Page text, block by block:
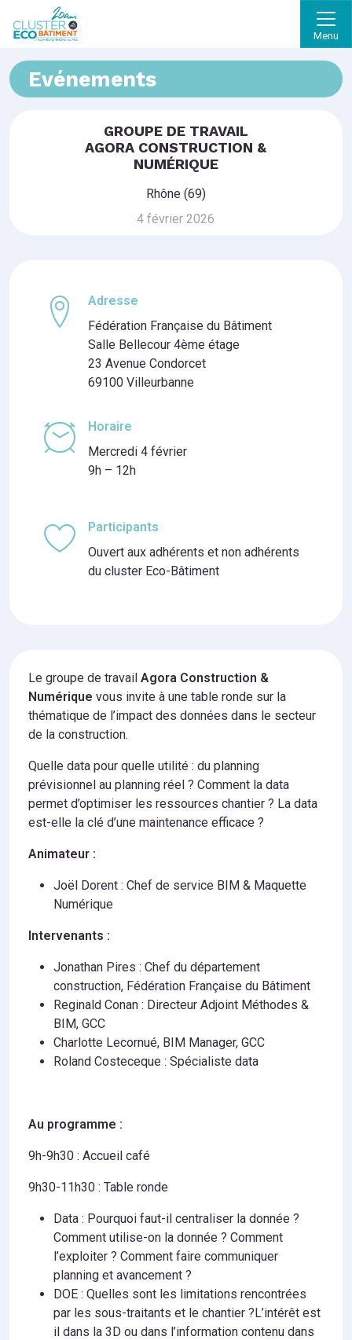
Menu
Evénements
GROUPE DE TRAVAIL
AGORA CONSTRUCTION &
NUMÉRIQUE
Rhône (69)
4 février 2026
Adresse
Fédération Française du Bâtiment
Salle Bellecour 4ème étage
23 Avenue Condorcet
69100 Villeurbanne
Horaire
Mercredi 4 février
9h – 12h
Participants
Ouvert aux adhérents et non adhérents
du cluster Eco-Bâtiment
Le groupe de travail Agora Construction &
Numérique vous invite à une table ronde sur la
thématique de l’impact des données dans le secteur
de la construction.
Quelle data pour quelle utilité : du planning
prévisionnel au planning réel ? Comment la data
permet d’optimiser les ressources chantier ? La data
est-elle la clé d’une maintenance efficace ?
Animateur :
Joël Dorent : Chef de service BIM & Maquette
Numérique
Intervenants :
Jonathan Pires : Chef du département
construction, Fédération Française du Bâtiment
Reginald Conan : Directeur Adjoint Méthodes &
BIM, GCC
Charlotte Lecornué, BIM Manager, GCC
Roland Costeceque : Spécialiste data
Au programme :
9h-9h30 : Accueil café
9h30-11h30 : Table ronde
Data : Pourquoi faut-il centraliser la donnée ?
Comment utilise-on la donnée ? Comment
l’exploiter ? Comment faire communiquer
planning et avancement ?
DOE : Quelles sont les limitations rencontrées
par les sous-traitants et le chantier ?L’intérêt est
il dans la 3D ou dans l’information contenu dans